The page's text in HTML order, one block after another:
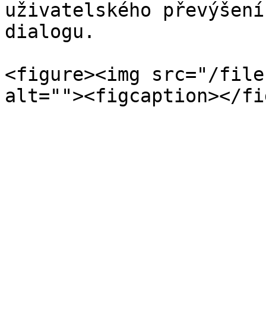
uživatelského
dialogu.
<figure><img src="/files/